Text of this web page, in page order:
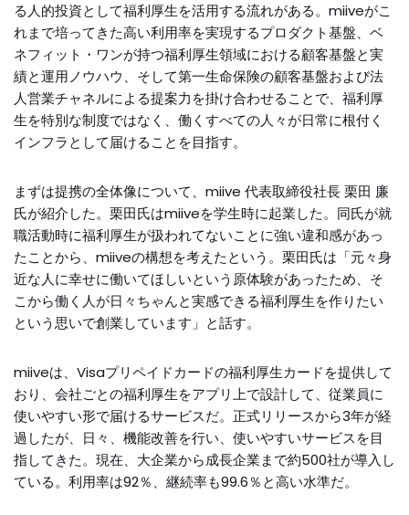
る人的投資として福利厚生を活用する流れがある。miiveがこ
れまで培ってきた高い利用率を実現するプロダクト基盤、ベ
ネフィット・ワンが持つ福利厚生領域における顧客基盤と実
績と運用ノウハウ、そして第一生命保険の顧客基盤および法
人営業チャネルによる提案力を掛け合わせることで、福利厚
生を特別な制度ではなく、働くすべての人々が日常に根付く
インフラとして届けることを目指す。
まずは提携の全体像について、miive 代表取締役社長 栗田 廉
氏が紹介した。栗田氏はmiiveを学生時に起業した。同氏が就
職活動時に福利厚生が扱われてないことに強い違和感があっ
たことから、miiveの構想を考えたという。栗田氏は「元々身
近な人に幸せに働いてほしいという原体験があったため、そ
こから働く人が日々ちゃんと実感できる福利厚生を作りたい
という思いで創業しています」と話す。
miiveは、Visaプリペイドカードの福利厚生カードを提供して
おり、会社ごとの福利厚生をアプリ上で設計して、従業員に
使いやすい形で届けるサービスだ。正式リリースから3年が経
過したが、日々、機能改善を行い、使いやすいサービスを目
指してきた。現在、大企業から成長企業まで約500社が導入し
ている。利用率は92％、継続率も99.6％と高い水準だ。